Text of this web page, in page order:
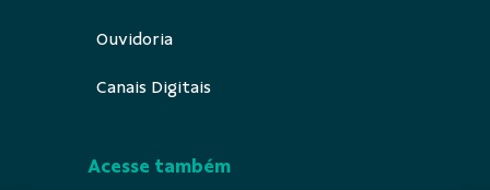
Ouvidoria
Canais Digitais
Acesse também